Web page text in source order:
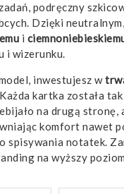
podręczny
Dzięki
i
i wizerunku.
inwestujesz w
kartka została
na drugą stronę,
komfort nawet
spisywania notatek.
na wyższy